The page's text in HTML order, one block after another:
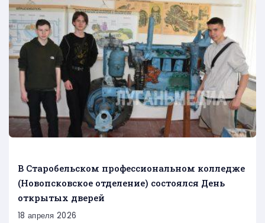
В Старобельском профессиональном колледже
(Новопсковское отделение) состоялся День
открытых дверей
18 апреля 2026